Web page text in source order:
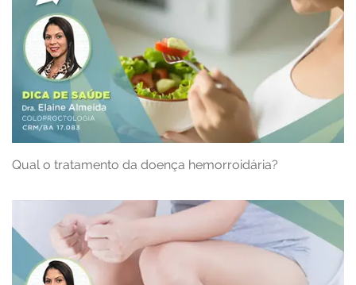
Qual o tratamento da doença hemorroidária?